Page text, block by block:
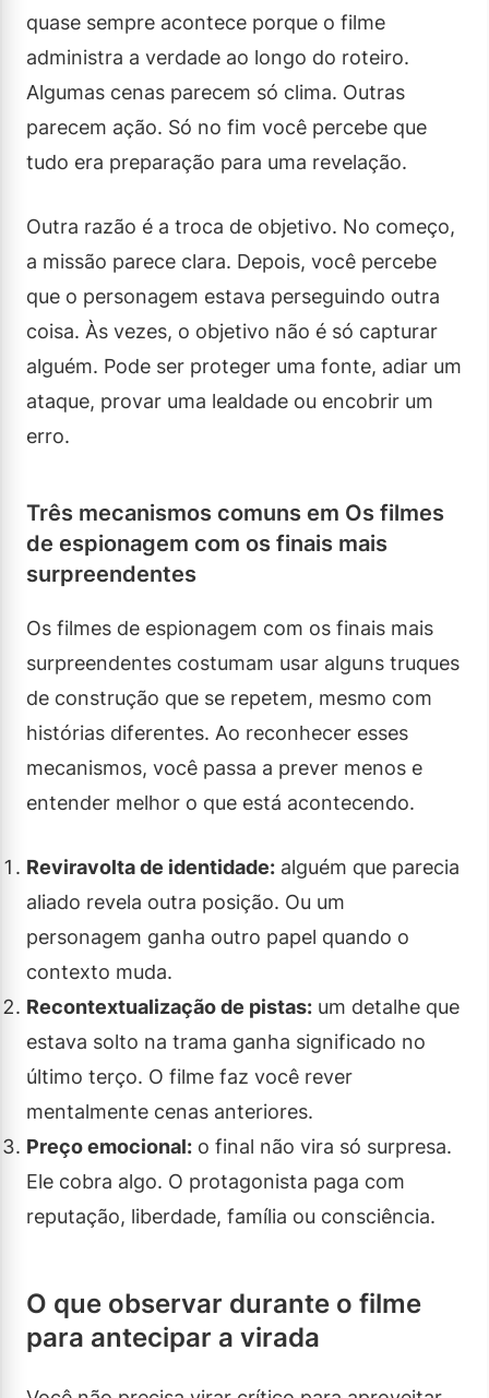
quase sempre acontece porque o filme
administra a verdade ao longo do roteiro.
Algumas cenas parecem só clima. Outras
parecem ação. Só no fim você percebe que
tudo era preparação para uma revelação.
Outra razão é a troca de objetivo. No começo,
a missão parece clara. Depois, você percebe
que o personagem estava perseguindo outra
coisa. Às vezes, o objetivo não é só capturar
alguém. Pode ser proteger uma fonte, adiar um
ataque, provar uma lealdade ou encobrir um
erro.
Três mecanismos comuns em Os filmes
de espionagem com os finais mais
surpreendentes
Os filmes de espionagem com os finais mais
surpreendentes costumam usar alguns truques
de construção que se repetem, mesmo com
histórias diferentes. Ao reconhecer esses
mecanismos, você passa a prever menos e
entender melhor o que está acontecendo.
Reviravolta de identidade: alguém que parecia
aliado revela outra posição. Ou um
personagem ganha outro papel quando o
contexto muda.
Recontextualização de pistas: um detalhe que
estava solto na trama ganha significado no
último terço. O filme faz você rever
mentalmente cenas anteriores.
Preço emocional: o final não vira só surpresa.
Ele cobra algo. O protagonista paga com
reputação, liberdade, família ou consciência.
O que observar durante o filme
para antecipar a virada